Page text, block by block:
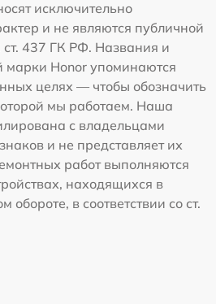
исключительно
и не являются публичной
ст. 437 ГК РФ. Названия и
марки Honor упоминаются
целях — чтобы обозначить
мы работаем. Наша
с владельцами
и не представляет их
работ выполняются
находящихся в
в соответствии со ст.